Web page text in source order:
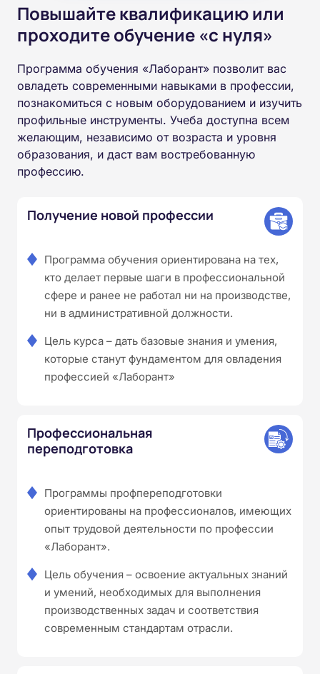
Повышайте квалификацию или
проходите обучение «с нуля»
Программа обучения «Лаборант» позволит вас
овладеть современными навыками в профессии,
познакомиться с новым оборудованием и изучить
профильные инструменты. Учеба доступна всем
желающим, независимо от возраста и уровня
образования, и даст вам востребованную
профессию.
Получение новой профессии
Программа обучения ориентирована на тех,
кто делает первые шаги в профессиональной
сфере и ранее не работал ни на производстве,
ни в административной должности.
Цель курса – дать базовые знания и умения,
которые станут фундаментом для овладения
профессией «Лаборант»
Профессиональная
переподготовка
Программы профпереподготовки
ориентированы на профессионалов, имеющих
опыт трудовой деятельности по профессии
«Лаборант».
Цель обучения – освоение актуальных знаний
и умений, необходимых для выполнения
производственных задач и соответствия
современным стандартам отрасли.